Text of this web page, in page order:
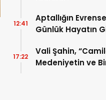
Aptallığın
Günlük Hayatın
12:41
Vali Şahin,
Medeniyetin ve
17:22